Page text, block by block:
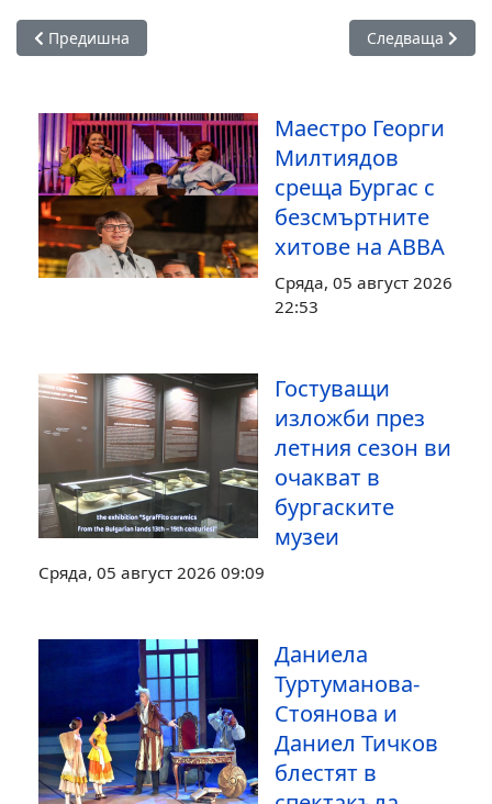
Предишна статия: Магията на „СОЛиСиМи“: „Филм без име“
Предишна Следваща
Следваща
Маестро Георги
Милтиядов
среща Бургас с
безсмъртните
хитове на ABBA
Сряда, 05 август 2026
22:53
Гостуващи
изложби през
летния сезон ви
очакват в
бургаските
музеи
Сряда, 05 август 2026 09:09
Даниела
Туртуманова-
Стоянова и
Даниел Тичков
блестят в